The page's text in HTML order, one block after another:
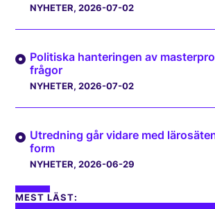
NYHETER, 2026-07-02
Politiska hanteringen av
frågor
NYHETER, 2026-07-02
Utredning går vidare med
form
NYHETER, 2026-06-29
MEST LÄST: